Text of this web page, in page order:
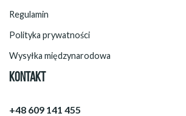
Regulamin
Polityka prywatności
Wysyłka międzynarodowa
KONTAKT
+48 609 141 455